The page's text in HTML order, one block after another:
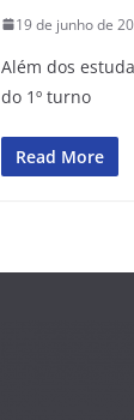
19 de junho de
Além dos
do 1º turno
Read More